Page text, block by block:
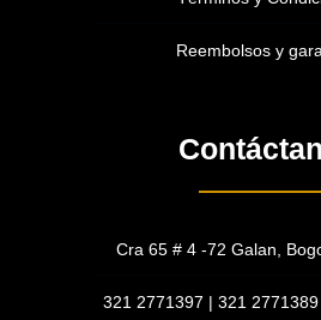
Reembolsos y
Cra 65 # 4 -72 Galan,
321 2771397 | 321